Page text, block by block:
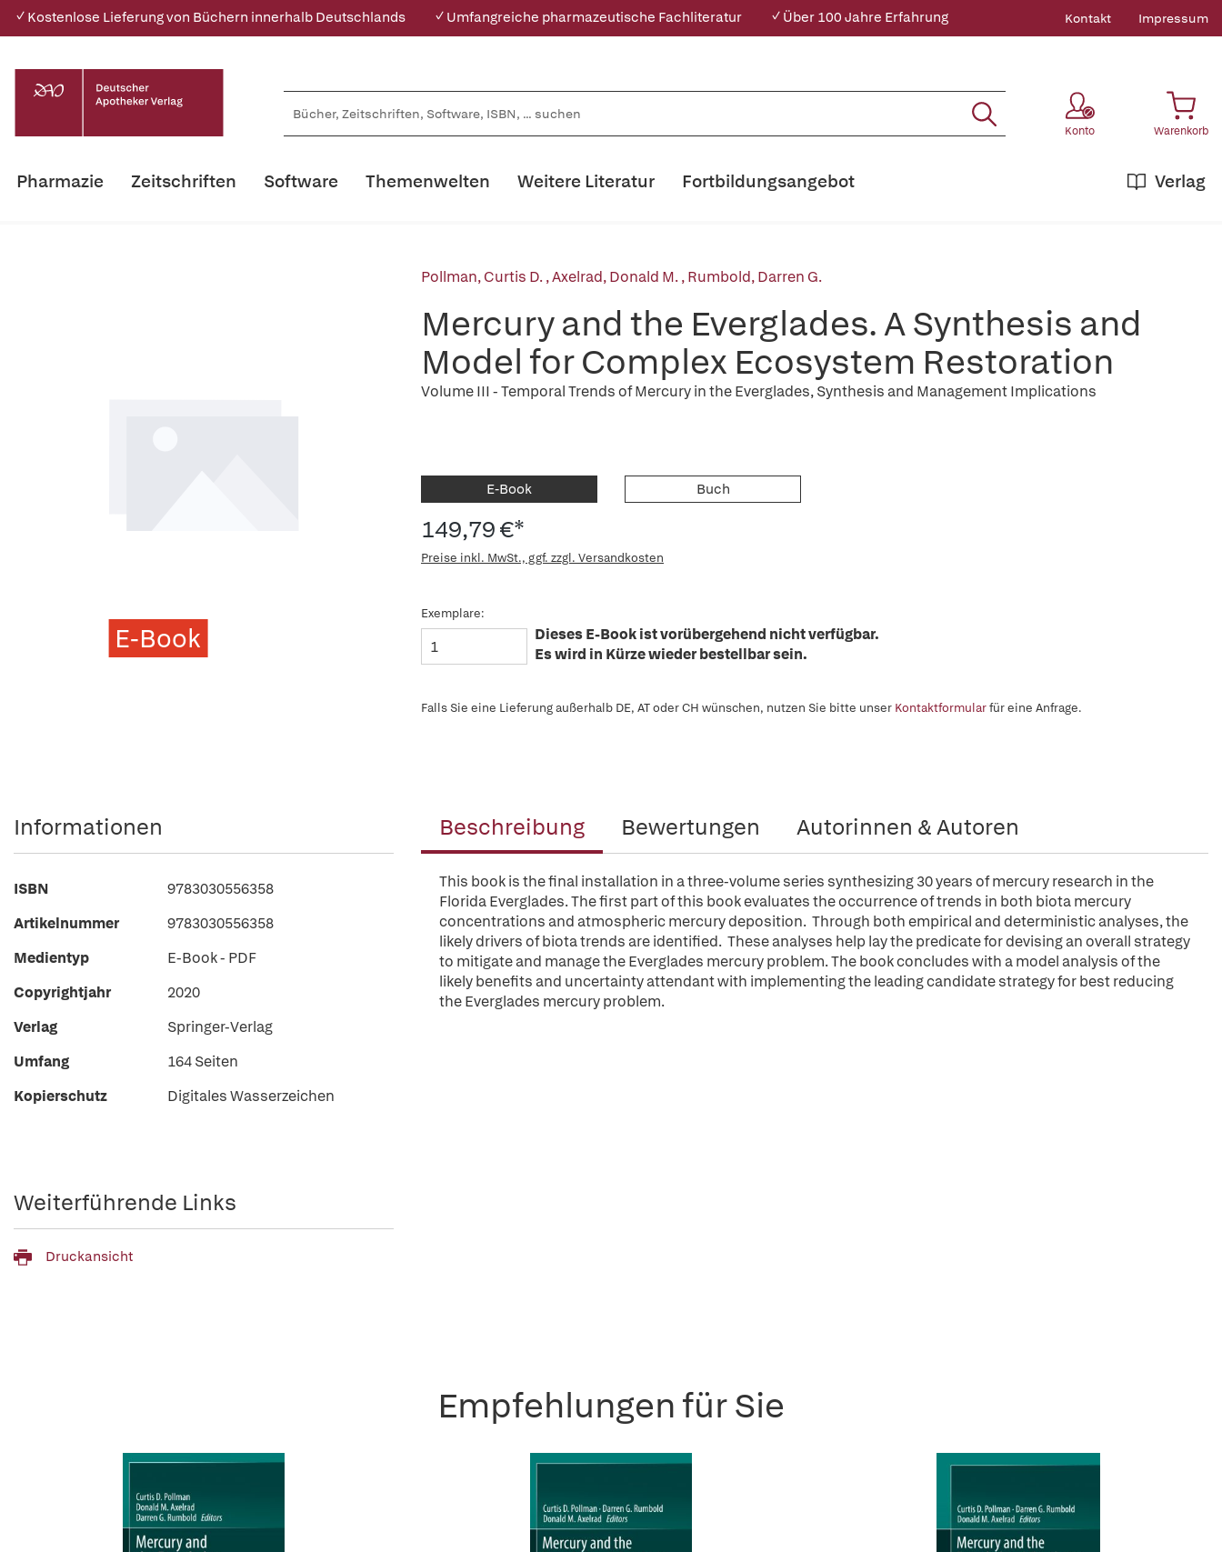
✓ Kostenlose Lieferung von Büchern innerhalb Deutschlands ✓ Umfangreiche pharmazeutische Fachliteratur ✓ Über 100 Jahre Erfahrung Kontakt Impressum
Konto Warenkorb
Pharmazie Zeitschriften Software Themenwelten Weitere Literatur Verlag
Fortbildungsangebot
E-Book
Pollman, Curtis D.,Axelrad, Donald M.,Rumbold, Darren G.
Mercury and the Everglades. A Synthesis and
Model for Complex Ecosystem Restoration
Volume III - Temporal Trends of Mercury in the Everglades, Synthesis and Management Implications
E-Book Buch
149,79 €*
Preise inkl. MwSt., ggf. zzgl. Versandkosten
Exemplare:
Dieses E-Book ist vorübergehend nicht verfügbar.
Es wird in Kürze wieder bestellbar sein.
Falls Sie eine Lieferung außerhalb DE, AT oder CH wünschen, nutzen Sie bitte unser Kontaktformularfür eine Anfrage.
Beschreibung Bewertungen Autorinnen & Autoren
This book is the final installation in a three-volume series synthesizing 30 years of mercury research in the
Florida Everglades. The first part of this book evaluates the occurrence of trends in both biota mercury
concentrations and atmospheric mercury deposition. Through both empirical and deterministic analyses, the
likely drivers of biota trends are identified. These analyses help lay the predicate for devising an overall strategy
to mitigate and manage the Everglades mercury problem. The book concludes with a model analysis of the
likely benefits and uncertainty attendant with implementing the leading candidate strategy for best reducing
the Everglades mercury problem.
Informationen
ISBN
9783030556358
Artikelnummer
9783030556358
Medientyp
E-Book - PDF
Copyrightjahr
2020
Verlag
Springer-Verlag
Umfang
164 Seiten
Kopierschutz
Digitales Wasserzeichen
Weiterführende Links
Druckansicht
Empfehlungen für Sie